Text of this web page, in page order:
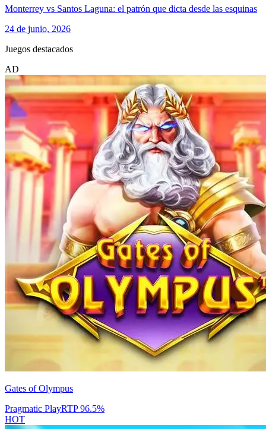
Monterrey vs Santos Laguna: el patrón que dicta desde las esquinas
24 de junio, 2026
Juegos destacados
AD
Gates of Olympus
Pragmatic PlayRTP96.5%
HOT